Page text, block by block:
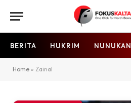
BERITA HUKRIM NUNUKAN
Home » Zainal